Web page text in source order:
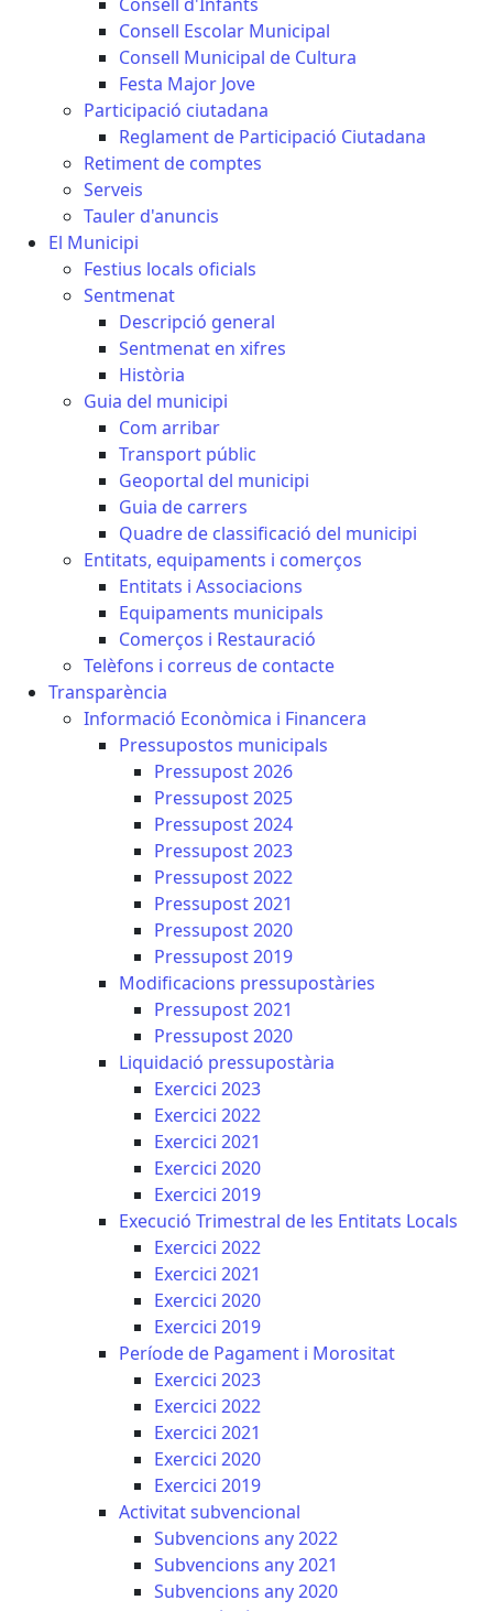
Consell Escolar Municipal
Consell Municipal de Cultura
Festa Major Jove
Participació ciutadana
Reglament de Participació Ciutadana
Retiment de comptes
Serveis
Tauler d'anuncis
El Municipi
Festius locals oficials
Sentmenat
Descripció general
Sentmenat en xifres
Història
Guia del municipi
Com arribar
Transport públic
Geoportal del municipi
Guia de carrers
Quadre de classificació del municipi
Entitats, equipaments i comerços
Entitats i Associacions
Equipaments municipals
Comerços i Restauració
Telèfons i correus de contacte
Transparència
Informació Econòmica i Financera
Pressupostos municipals
Pressupost 2026
Pressupost 2025
Pressupost 2024
Pressupost 2023
Pressupost 2022
Pressupost 2021
Pressupost 2020
Pressupost 2019
Modificacions pressupostàries
Pressupost 2021
Pressupost 2020
Liquidació pressupostària
Exercici 2023
Exercici 2022
Exercici 2021
Exercici 2020
Exercici 2019
Execució Trimestral de les Entitats Locals
Exercici 2022
Exercici 2021
Exercici 2020
Exercici 2019
Període de Pagament i Morositat
Exercici 2023
Exercici 2022
Exercici 2021
Exercici 2020
Exercici 2019
Activitat subvencional
Subvencions any 2022
Subvencions any 2021
Subvencions any 2020